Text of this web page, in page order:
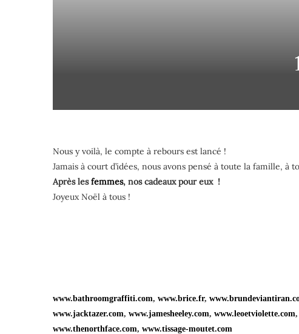
Nous y voilà, le compte à rebours est lancé !
Jamais à court d’idées, nous avons pensé à toute la famille, à
Après lesfemmes, nos cadeaux pour eux !
Joyeux Noël à tous !
www.bathroomgraffiti.com, www.brice.fr,
www.jacktazer.com, www.jamesheeley.com, www.leoetviolette.com,
www.thenorthface.com, www.tissage-moutet.com